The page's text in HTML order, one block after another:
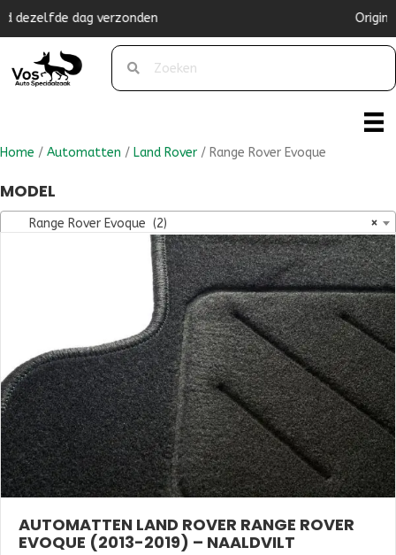
Home / Automatten / Land Rover / Range Rover Evoque
MODEL
×
Range Rover Evoque (2)
AUTOMATTEN LAND ROVER RANGE ROVER
EVOQUE (2013-2019) – NAALDVILT